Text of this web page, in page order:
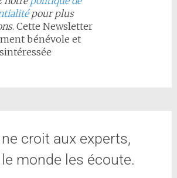
pour plus
. Cette Newsletter
bénévole et
croit aux experts,
monde les écoute.